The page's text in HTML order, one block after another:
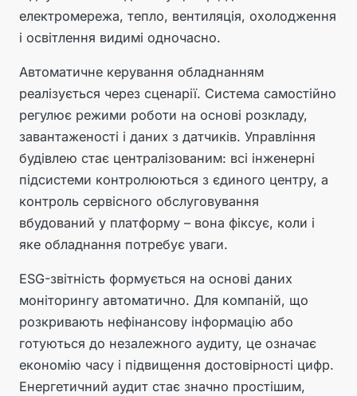
електромережа, тепло, вентиляція, охолодження
і освітлення видимі одночасно.
Автоматичне керування обладнанням
реалізується через сценарії. Система самостійно
регулює режими роботи на основі розкладу,
завантаженості і даних з датчиків. Управління
будівлею стає централізованим: всі інженерні
підсистеми контролюються з єдиного центру, а
контроль сервісного обслуговування
вбудований у платформу – вона фіксує, коли і
яке обладнання потребує уваги.
ESG-звітність формується на основі даних
моніторингу автоматично. Для компаній, що
розкривають нефінансову інформацію або
готуються до незалежного аудиту, це означає
економію часу і підвищення достовірності цифр.
Енергетичний аудит стає значно простішим,